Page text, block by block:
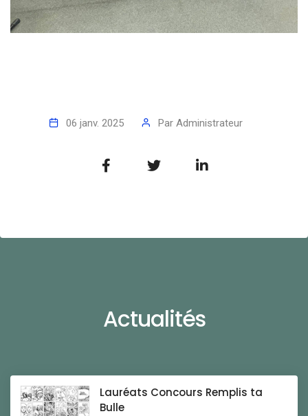
06 janv. 2025 Par Administrateur
Actualités
Lauréats Concours Remplis ta
Bulle